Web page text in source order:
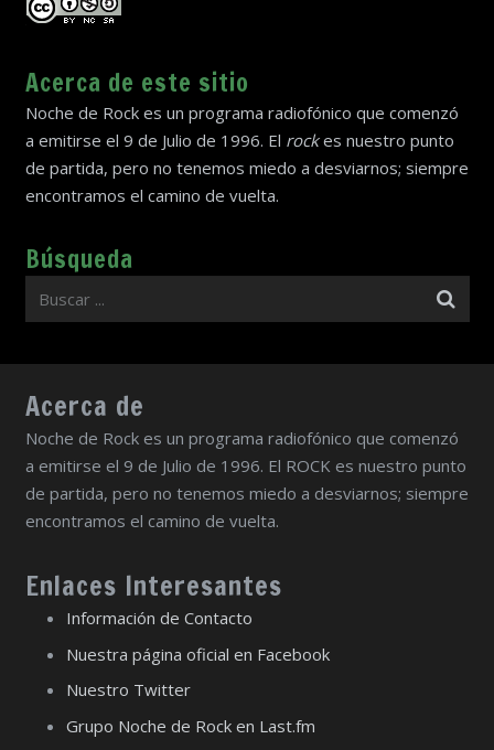
Acerca de este sitio
Noche de Rock es un programa radiofónico que comenzó
a emitirse el 9 de Julio de 1996. El rockes nuestro punto
de partida, pero no tenemos miedo a desviarnos; siempre
encontramos el camino de vuelta.
Búsqueda
Acerca de
Noche de Rock es un programa radiofónico que comenzó
a emitirse el 9 de Julio de 1996. El ROCK es nuestro punto
de partida, pero no tenemos miedo a desviarnos; siempre
encontramos el camino de vuelta.
Enlaces Interesantes
Información de Contacto
Nuestra página oficial en Facebook
Nuestro Twitter
Grupo Noche de Rock en Last.fm